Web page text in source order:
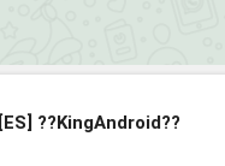
[ES] ??KingAndroid??